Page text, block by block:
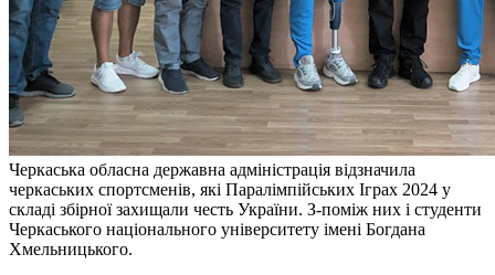
Черкаська обласна державна адміністрація відзначила
черкаських спортсменів, які Паралімпійських Іграх 2024 у
складі збірної захищали честь України. З-поміж них і студенти
Черкаського національного університету імені Богдана
Хмельницького.